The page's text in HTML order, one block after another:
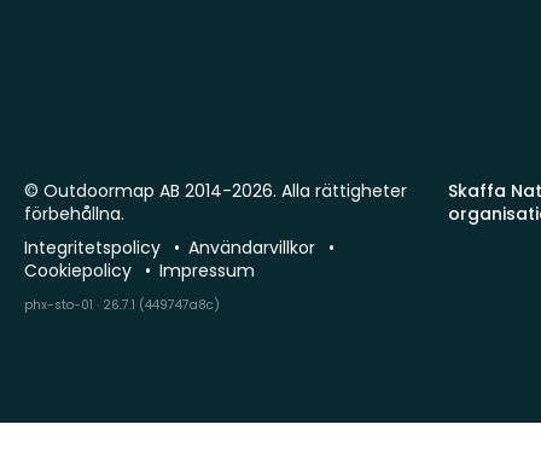
Skaffa
© Outdoormap AB 2014-2026. Alla rättigheter
förbehållna.
Integritetspolicy
Användarvillkor
Cookiepolicy
Impressum
phx-sto-01 · 26.7.1 (449747a8c)